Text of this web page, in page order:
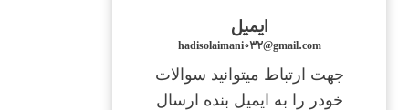
ایمیل
hadisolaimani032@gmail.com
جهت ارتباط میتوانید سوالات
خودر را به ایمیل بنده ارسال